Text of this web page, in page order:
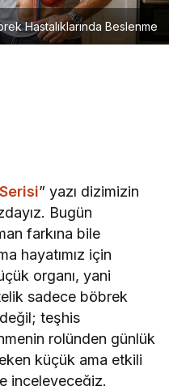
Hastalıklarında Beslenme
” yazı dizimizin
Bugün
farkına bile
hayatımız için
organı, yani
sadece böbrek
değil; teşhis
rolünden günlük
küçük ama etkili
inceleyeceğiz.